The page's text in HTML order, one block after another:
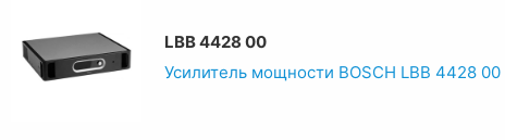
LBB 4428 00
Усилитель мощности BOSCH LBB 4428 00